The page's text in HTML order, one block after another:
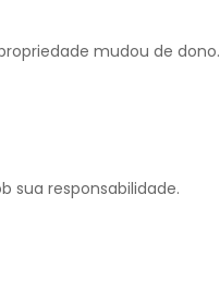
mudou de dono.
sua responsabilidade.